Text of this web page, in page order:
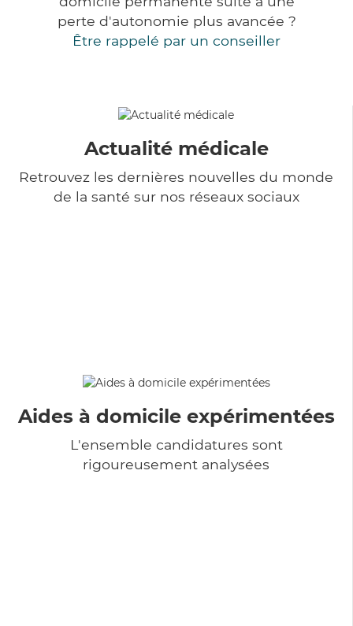
perte d'autonomie plus avancée ?
Être rappelé par un conseiller
Actualité médicale
Retrouvez les dernières nouvelles du monde
de la santé sur nos réseaux sociaux
Aides à domicile expérimentées
L'ensemble candidatures sont
rigoureusement analysées